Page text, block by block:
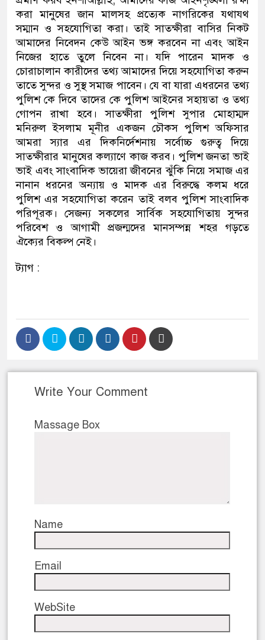
করা মানুষের জান মালসহ প্রত‍্যেক নাগরিকের যথাযথ
সম্মান ও সহযোগিতা করা। তাই সাতক্ষীরা বাসির নিকট
আমাদের নিবেদন কেউ আইন ভঙ্গ করবেন না এবং আইন
নিজের হাতে তুলে নিবেন না। যদি পারেন মাদক ও
চোরাচালান কারীদের তথ্য আমাদের দিয়ে সহযোগিতা করুন
তাতে সুন্দর ও সুস্থ সমাজ পাবেন। যে বা যারা এধরনের তথ্য
পুলিশ কে দিবে তাদের কে পুলিশ আইনের সহায়তা ও তথ্য
গোপন রাখা হবে। সাতক্ষীরা পুলিশ সুপার মোহাম্মদ
মনিরুল ইসলাম মূনীর একজন চৌকস পুলিশ অফিসার
আমরা স‍্যার এর দিকনির্দেশনায় সর্বোচ্চ গুরুত্ব দিয়ে
সাতক্ষীরার মানুষের কল‍্যাণে কাজ করব। পুলিশ জনতা ভাই
ভাই এবং সাংবাদিক ভায়েরা জীবনের ঝুঁকি নিয়ে সমাজ এর
নানান ধরনের অন‍্যায় ও মাদক এর বিরুদ্ধে কলম ধরে
পুলিশ এর সহযোগিতা করেন তাই বলব পুলিশ সাংবাদিক
পরিপূরক। সেজন্য সকলের সার্বিক সহযোগিতায় সুন্দর
পরিবেশ ও আগামী প্রজন্মদের মানসম্পন্ন শহর গড়তে
ঐক্যের বিকল্প নেই।
ট্যাগ :
Write Your Comment
Massage Box
Name
Email
WebSite